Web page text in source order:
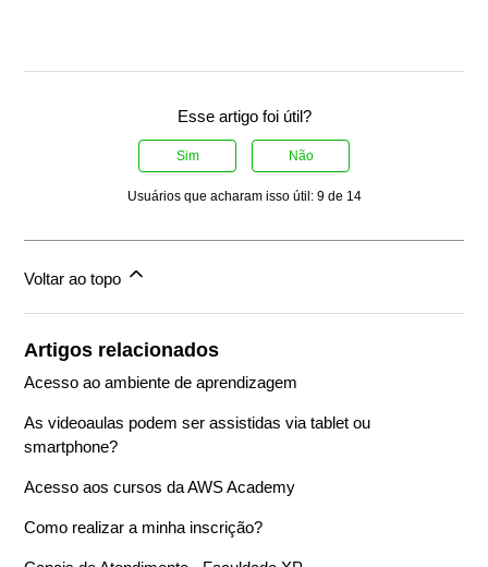
Esse artigo foi útil?
Sim Não
Usuários que acharam isso útil: 9 de 14
Voltar ao topo
Artigos relacionados
Acesso ao ambiente de aprendizagem
As videoaulas podem ser assistidas via tablet ou
smartphone?
Acesso aos cursos da AWS Academy
Como realizar a minha inscrição?